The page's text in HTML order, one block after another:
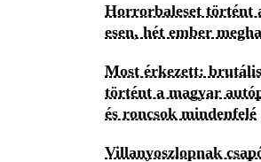
Horrorbaleset történt
esen, hét ember
Most érkezett:
történt a magyar
és roncsok mindenfelé
Villanyoszlopnak